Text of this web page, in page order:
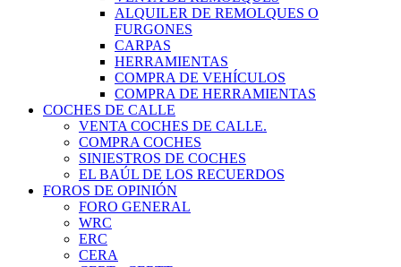
ALQUILER DE REMOLQUES O
FURGONES
CARPAS
HERRAMIENTAS
COMPRA DE VEHÍCULOS
COMPRA DE HERRAMIENTAS
COCHES DE CALLE
VENTA COCHES DE CALLE.
COMPRA COCHES
SINIESTROS DE COCHES
EL BAÚL DE LOS RECUERDOS
FOROS DE OPINIÓN
FORO GENERAL
WRC
ERC
CERA